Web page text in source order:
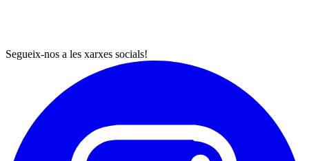
Segueix-nos a les xarxes socials!